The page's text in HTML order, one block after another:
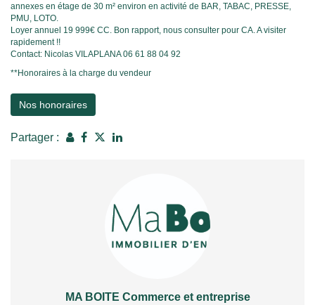
annexes en étage de 30 m² environ en activité de BAR, TABAC, PRESSE,
PMU, LOTO.
Loyer annuel 19 999€ CC. Bon rapport, nous consulter pour CA. A visiter
rapidement !!
Contact: Nicolas VILAPLANA 06 61 88 04 92
**Honoraires à la charge du vendeur
Nos honoraires
Partager :
MA BOITE Commerce et entreprise